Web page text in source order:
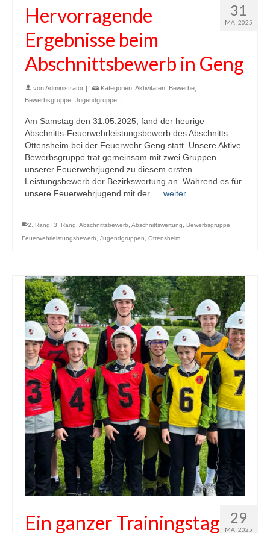
31
MAI 2025
Hervorragende
Ergebnisse beim
Abschnittsbewerb in Geng
vonAdministrator | Kategorien: Aktivitäten Bewerbe
Bewerbsgruppe Jugendgruppe |
Am Samstag den 31.05.2025, fand der heurige
Abschnitts-Feuerwehrleistungsbewerb des Abschnitts
Ottensheim bei der Feuerwehr Geng statt. Unsere Aktive
Bewerbsgruppe trat gemeinsam mit zwei Gruppen
unserer Feuerwehrjugend zu diesem ersten
Leistungsbewerb der Bezirkswertung an. Während es für
unsere Feuerwehrjugend mit der … weiter…
2. Rang 3. Rang Abschnittsbewerb Abschnittswertung Bewerbsgruppe
Feuerwehrleistungsbewerb
Jugendgruppen Ottensheim
29
MAI 2025
Ein ganzer Trainingstag